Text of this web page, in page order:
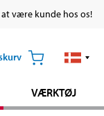
være kunde hos os!
VÆRKTØJ